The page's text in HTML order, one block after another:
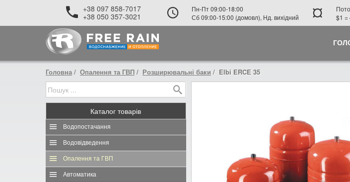
+38 097 858-7017
+38 050 357-3021
Пн-Пт 09:00-18:00
Сб 09:00-15:00 (домовл), Нд. вихідний
¤
$1 =
Головна Опалення та ГВП Розширювальні баки Elbi ERCE 35
Каталог товарів
Водопостачання
Водовідведення
Опалення та ГВП
Автоматика